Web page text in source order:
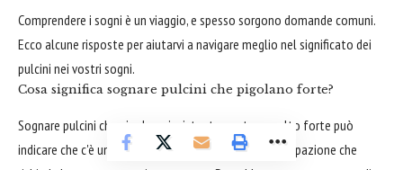
Comprendere i sogni è un viaggio, e spesso sorgono domande comuni.
Ecco alcune risposte per aiutarvi a navigare meglio nel significato dei
pulcini nei vostri sogni.
Cosa significa sognare pulcini che pigolano forte?
Sognare pulcini che pigolano insistentemente o molto forte può
indicare che c'è un bisogno, un desiderio o una preoccupazione che